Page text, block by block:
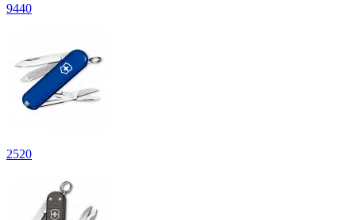
9440
2520